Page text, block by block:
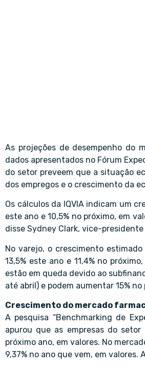
As projeções de desempenho do
dados apresentados no Fórum
do setor preveem que a situação
dos empregos e o crescimento da
Os cálculos da IQVIA indicam um
este ano e 10,5% no próximo, em
disse Sydney Clark, vice-
No varejo, o crescimento
13,5% este ano e 11,4% no
estão em queda devido ao
até abril) e podem aumentar 15% no
Crescimento do mercado
A pesquisa “Benchmarking de
apurou que as empresas do
próximo ano, em valores. No
9,37% no ano que vem, em